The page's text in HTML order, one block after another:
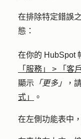
在排除特定錯誤
態：
在你的 HubSpot
「服務」
> 「客
顯示 「更多」 ，
式」
。
在左側功能表中